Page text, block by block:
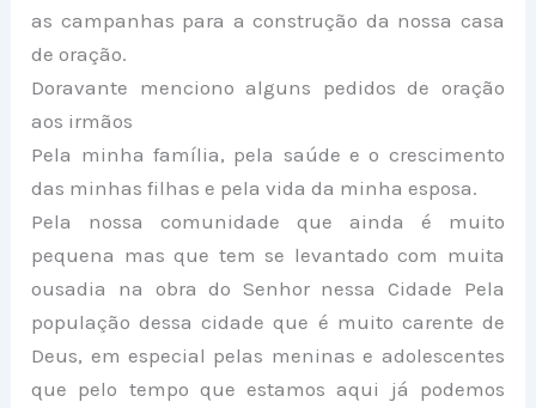
as campanhas para a construção da nossa casa
de oração.
Doravante menciono alguns pedidos de oração
aos irmãos
Pela minha família, pela saúde e o crescimento
das minhas filhas e pela vida da minha esposa.
Pela nossa comunidade que ainda é muito
pequena mas que tem se levantado com muita
ousadia na obra do Senhor nessa Cidade Pela
população dessa cidade que é muito carente de
Deus, em especial pelas meninas e adolescentes
que pelo tempo que estamos aqui já podemos